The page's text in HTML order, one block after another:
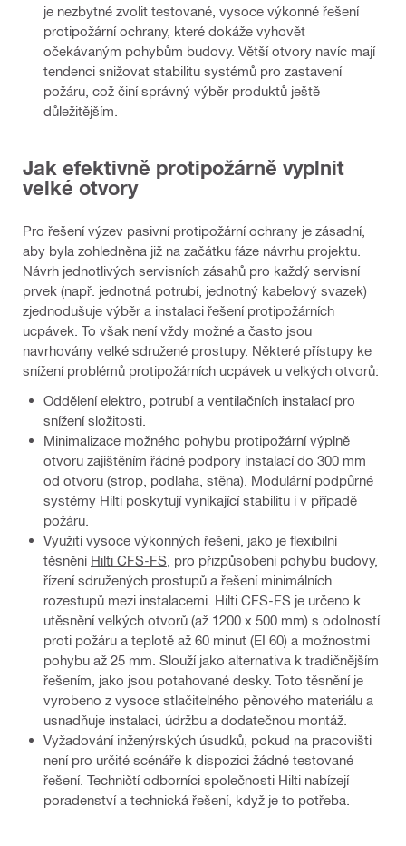
je nezbytné zvolit testované, vysoce výkonné řešení
protipožární ochrany, které dokáže vyhovět
očekávaným pohybům budovy. Větší otvory navíc mají
tendenci snižovat stabilitu systémů pro zastavení
požáru, což činí správný výběr produktů ještě
důležitějším.
Jak efektivně protipožárně vyplnit
velké otvory
Pro řešení výzev pasivní protipožární ochrany je zásadní,
aby byla zohledněna již na začátku fáze návrhu projektu.
Návrh jednotlivých servisních zásahů pro každý servisní
prvek (např. jednotná potrubí, jednotný kabelový svazek)
zjednodušuje výběr a instalaci řešení protipožárních
ucpávek. To však není vždy možné a často jsou
navrhovány velké sdružené prostupy. Některé přístupy ke
snížení problémů protipožárních ucpávek u velkých otvorů:
Oddělení elektro, potrubí a ventilačních instalací pro
snížení složitosti.
Minimalizace možného pohybu protipožární výplně
otvoru zajištěním řádné podpory instalací do 300 mm
od otvoru (strop, podlaha, stěna). Modulární podpůrné
systémy Hilti poskytují vynikající stabilitu i v případě
požáru.
Využití vysoce výkonných řešení, jako je flexibilní
těsnění Hilti CFS-FS , pro přizpůsobení pohybu budovy,
řízení sdružených prostupů a řešení minimálních
rozestupů mezi instalacemi. Hilti CFS-FS je určeno k
utěsnění velkých otvorů (až 1200 x 500 mm) s odolností
proti požáru a teplotě až 60 minut (EI 60) a možnostmi
pohybu až 25 mm. Slouží jako alternativa k tradičnějším
řešením, jako jsou potahované desky. Toto těsnění je
vyrobeno z vysoce stlačitelného pěnového materiálu a
usnadňuje instalaci, údržbu a dodatečnou montáž.
Vyžadování inženýrských úsudků, pokud na pracovišti
není pro určité scénáře k dispozici žádné testované
řešení. Techničtí odborníci společnosti Hilti nabízejí
poradenství a technická řešení, když je to potřeba.